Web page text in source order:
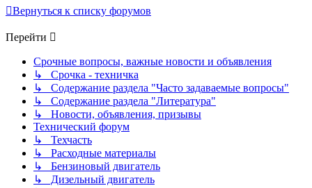
Вернуться к списку форумов
Перейти
Срочные вопросы, важные новости и объявления
↳ Срочка - техничка
↳ Содержание раздела "Часто задаваемые вопросы"
↳ Содержание раздела "Литература"
↳ Новости, объявления, призывы
Технический форум
↳ Техчасть
↳ Расходные материалы
↳ Бензиновый двигатель
↳ Дизельный двигатель